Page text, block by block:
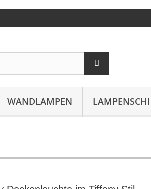
WANDLAMPEN